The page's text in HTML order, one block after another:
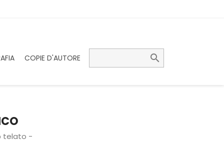
COPIE D'AUTORE 
telato -